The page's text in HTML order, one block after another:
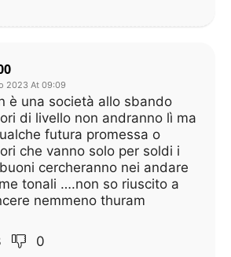
2023 At 09:09
è una società allo sbando
di livello non andranno lì ma
futura promessa o
che vanno solo per soldi i
cercheranno nei andare
tonali ….non so riuscito a
nemmeno thuram
0